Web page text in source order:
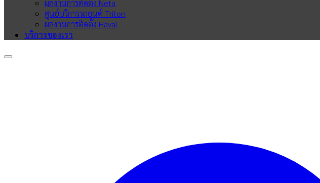
ผลงานการติดตั้ง Neta
ศูนย์บริการรถยนต์ Triton
ผลงานการติดตั้ง Haval
บริการของเรา